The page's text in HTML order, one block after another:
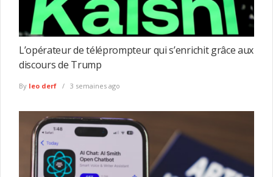
L’opérateur de téléprompteur qui s’enrichit grâce aux
discours de Trump
By leo derf 3 semaines ago